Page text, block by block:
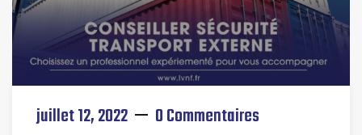
juillet 12, 2022 0 Commentaires